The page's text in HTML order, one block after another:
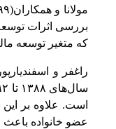
مولانا و همکاران
بررسی اثرات توسعه مالی بر
که متغیر توسعه
راغفر و اسفندیارپور
است. علاوه بر
عضو خانواده